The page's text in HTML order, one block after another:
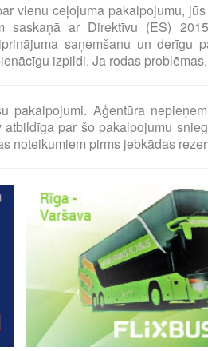
vienu ceļojuma pakalpojumu,
saskaņā ar Direktīvu (ES)
saņemšanu un derīgu
izpildi. Ja rodas
pakalpojumi. Aģentūra
par šo pakalpojumu
noteikumiem pirms jebkādas